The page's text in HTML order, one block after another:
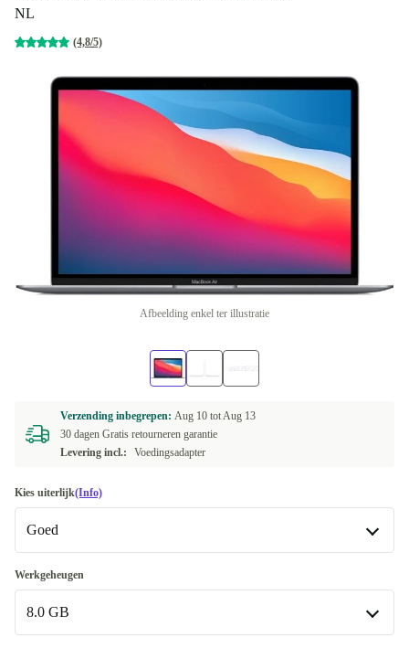
NL
(4,8/5)
Afbeelding enkel ter illustratie
Verzending inbegrepen: Aug 10 totAug 13
30 dagen Gratis retourneren garantie
Levering incl.:
Voedingsadapter
Kies uiterlijk(Info)
Goed
Goed
Heel goed +€ 41
Werkgeheugen
8.0 GB